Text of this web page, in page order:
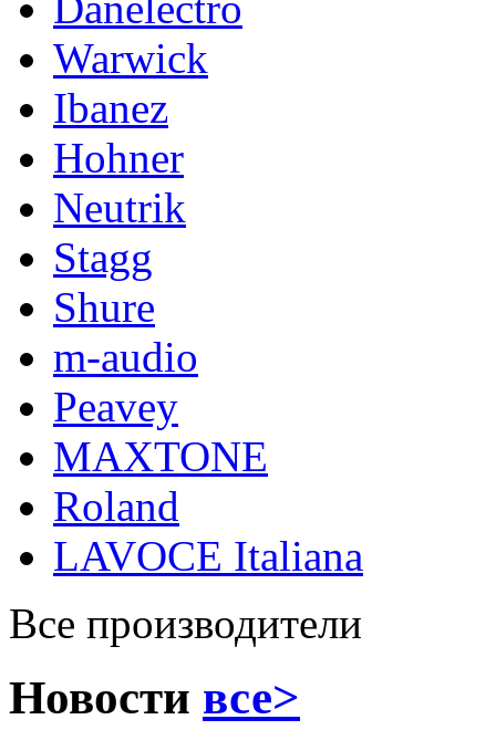
Warwick
Ibanez
Hohner
Neutrik
Stagg
Shure
m-audio
Peavey
MAXTONE
Roland
LAVOCE Italiana
Все производители
Новости все>